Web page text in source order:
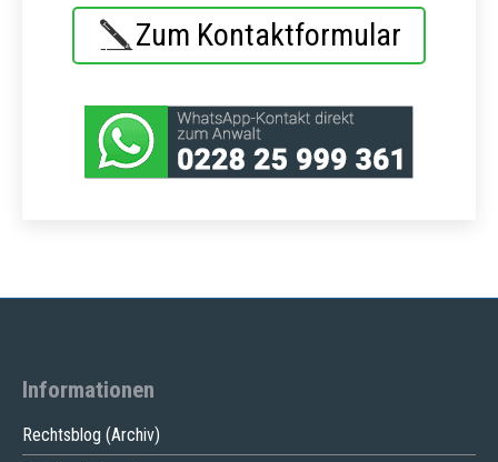
Zum Kontaktformular
Informationen
Rechtsblog (Archiv)